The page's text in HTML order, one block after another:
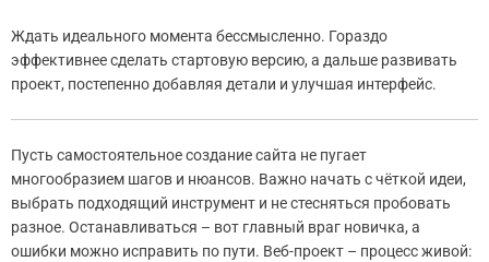
Ждать идеального момента бессмысленно. Гораздо
эффективнее сделать стартовую версию, а дальше развивать
проект, постепенно добавляя детали и улучшая интерфейс.
Пусть самостоятельное создание сайта не пугает
многообразием шагов и нюансов. Важно начать с чёткой идеи,
выбрать подходящий инструмент и не стесняться пробовать
разное. Останавливаться – вот главный враг новичка, а
ошибки можно исправить по пути. Веб-проект – процесс живой: